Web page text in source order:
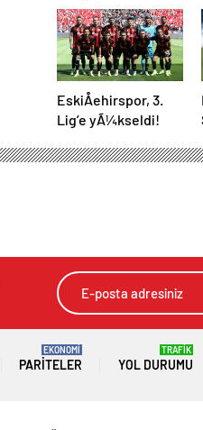
EskiÅehirspor, 3.
Lig’e yÃ¼kseldi!
PARITELER
EKONOMİ
YOL DURUMU
TRAFİK